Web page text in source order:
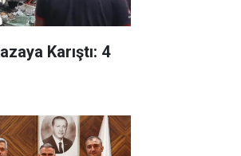
Karıştı: 4